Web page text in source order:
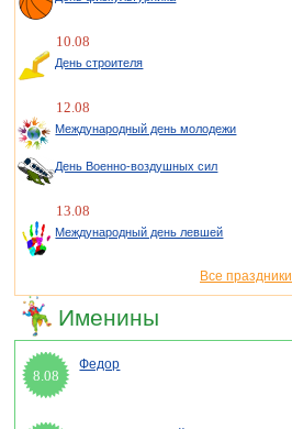
10.08
День строителя
12.08
Международный день молодежи
День Военно-воздушных сил
13.08
Международный день левшей
Все праздники
Именины
8.08
Федор